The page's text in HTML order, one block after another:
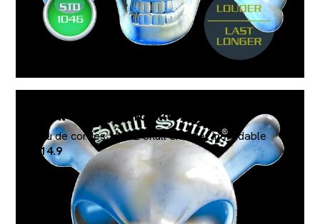
Skull nickel Antirouille 10/52
Jeu de cordes 10/52 Skull en acier inoxydable
€14.9